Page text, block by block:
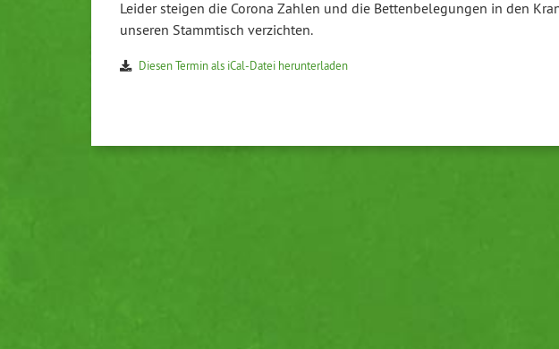
Leider steigen die Corona Zahlen und die Bettenbelegungen in den
unseren Stammtisch verzichten.
Diesen Termin als iCal-Datei herunterladen